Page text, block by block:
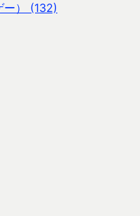
ー） (132)